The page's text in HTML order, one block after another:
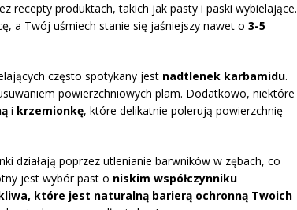
recepty produktach, takich jak pasty i paski wybielające.
a Twój uśmiech stanie się jaśniejszy nawet o 3-5
często spotykany jest nadtlenek karbamidu.
powierzchniowych plam. Dodatkowo, niektóre
i krzemionkę, które delikatnie polerują powierzchnię
działają poprzez utlenianie barwników w zębach, co
jest wybór past o niskim współczynniku
które jest naturalną barierą ochronną Twoich